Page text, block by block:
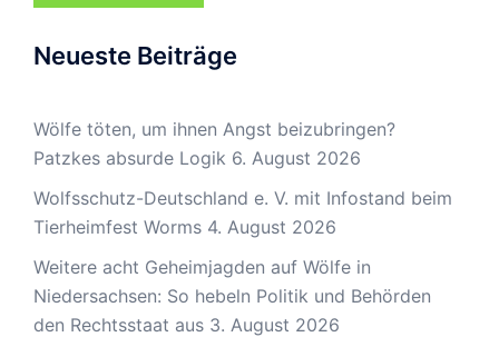
Neueste Beiträge
Wölfe töten, um ihnen Angst beizubringen?
Patzkes absurde Logik 6. August 2026
Wolfsschutz-Deutschland e. V. mit Infostand beim
Tierheimfest Worms 4. August 2026
Weitere acht Geheimjagden auf Wölfe in
Niedersachsen: So hebeln Politik und Behörden
den Rechtsstaat aus 3. August 2026